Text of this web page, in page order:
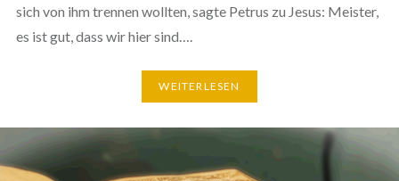
sich von ihm trennen wollten, sagte Petrus zu Jesus: Meister,
es ist gut, dass wir hier sind….
WEITERLESEN